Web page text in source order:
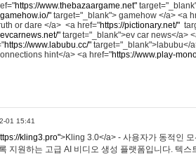
https://www.thebazaargame.net"
" target="_blank"> gamehow </a> <a
or dare </a> <a href="https://pictionary.net/"
" target="_blank">ev car news</a>
https://www.labubu.cc/" target="_blank">labubu</
hint</a> <a href="https://www.play-
01 15:41
kling3.pro">Kling 3.0</a> - 사용자가 동적인
지원하는 고급 AI 비디오 생성 플랫폼입니다. 텍